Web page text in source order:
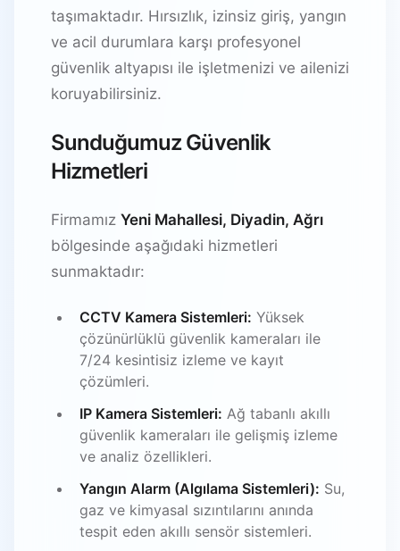
taşımaktadır. Hırsızlık, izinsiz giriş, yangın
ve acil durumlara karşı profesyonel
güvenlik altyapısı ile işletmenizi ve ailenizi
koruyabilirsiniz.
Sunduğumuz Güvenlik
Hizmetleri
Firmamız Yeni Mahallesi, Diyadin, Ağrı
bölgesinde aşağıdaki hizmetleri
sunmaktadır:
CCTV Kamera Sistemleri: Yüksek
çözünürlüklü güvenlik kameraları ile
7/24 kesintisiz izleme ve kayıt
çözümleri.
IP Kamera Sistemleri: Ağ tabanlı akıllı
güvenlik kameraları ile gelişmiş izleme
ve analiz özellikleri.
Yangın Alarm (Algılama Sistemleri): Su,
gaz ve kimyasal sızıntılarını anında
tespit eden akıllı sensör sistemleri.